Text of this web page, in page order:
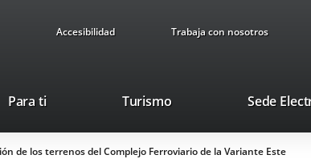
Accesibilidad Trabaja con nosotros
Para ti TurismoEste
se
abrirá
Sede
de los terrenos del Complejo Ferroviario de la Variante Este